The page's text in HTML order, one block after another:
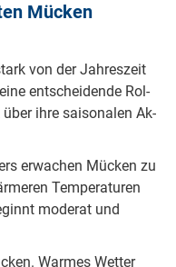
Mücken
von der Jah­res­zeit
ent­schei­den­de Rol­
über ih­re sai­so­na­len Ak­
er­wa­chen Mü­cken zu
Tem­pe­ra­tu­ren
mo­derat und
War­mes Wet­ter